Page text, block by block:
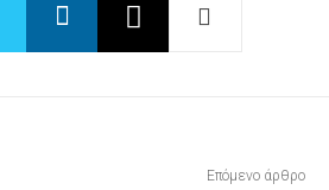
Επόμενο άρθρο